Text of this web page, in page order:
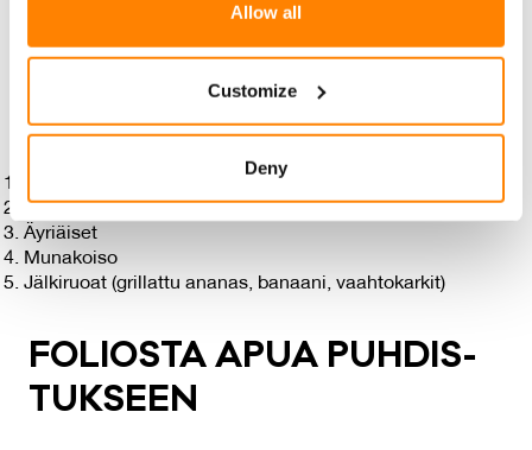
and set your preferences in thedetails section
provide social media features and to analyse our traffic.
our social media, advertising and analytics partners who
may combine it with other information that you’ve
provided to them or that they’ve collected from your use
Allow all
Customize
Deny
GRIL­LI­RUO­KIEN IN­HO­KIT
TOP 5 – EN GRIL­LAI­SI TÄ­TÄ
MIS­SÄÄN TA­PAUK­SES­SA
Äyriäiset
Munakoiso
Jälkiruoat (grillattu ananas, banaani, vaahtokarkit)
FO­LIOS­TA APUA PUH­DIS­
TUK­SEEN